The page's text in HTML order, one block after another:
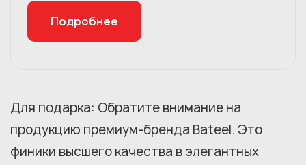
Подробнее
Для подарка: Обратите внимание на
продукцию премиум-бренда Bateel. Это
финики высшего качества в элегантных